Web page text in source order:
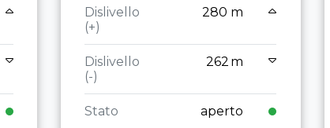
Dislivello
(+)
280 m
Dislivello
(-)
262 m
Stato aperto